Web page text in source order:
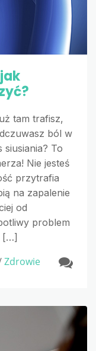
tam trafisz,
ból w
To
Nie jesteś
przytrafia
na zapalenie
od
problem
[…]
Zdrowie